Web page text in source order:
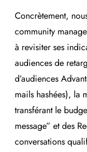
Concrètement,
community
à revisiter ses
audiences de
d’audiences
mails hashées), la
transférant le
message” et des
conversations